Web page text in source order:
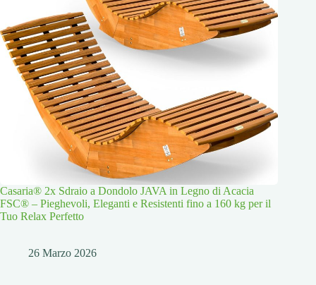
Casaria® 2x Sdraio a Dondolo JAVA in Legno di Acacia
FSC® – Pieghevoli, Eleganti e Resistenti fino a 160 kg per il
Tuo Relax Perfetto
26 Marzo 2026